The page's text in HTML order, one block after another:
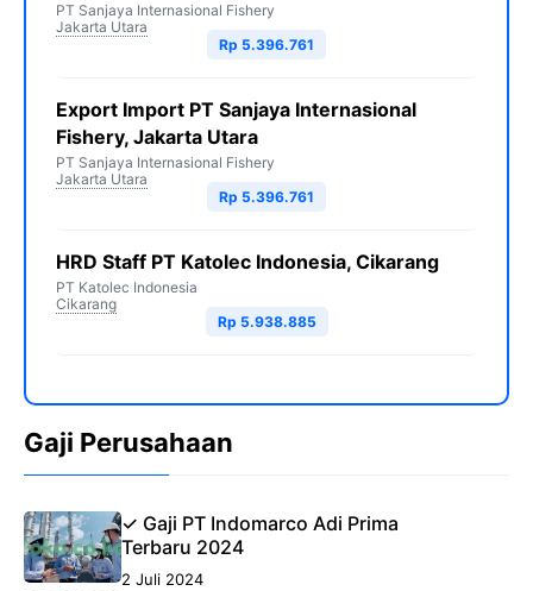
PT Sanjaya Internasional Fishery
Jakarta Utara
Rp 5.396.761
Export Import PT Sanjaya Internasional
Fishery, Jakarta Utara
PT Sanjaya Internasional Fishery
Jakarta Utara
Rp 5.396.761
HRD Staff PT Katolec Indonesia, Cikarang
PT Katolec Indonesia
Cikarang
Rp 5.938.885
Gaji Perusahaan
✓ Gaji PT Indomarco Adi Prima
Terbaru 2024
2 Juli 2024